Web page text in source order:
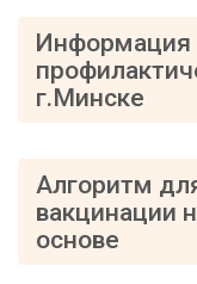
Информация
г.Минске
Алгоритм
вакцинации
основе